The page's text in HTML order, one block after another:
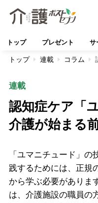
トップ プレゼント サ
トップ 連載 コラム
連載
認知症ケア「
介護が始まる
「ユマニチュード」
践するためには、正規
から学ぶ必要がありま
は、介護施設の職員の